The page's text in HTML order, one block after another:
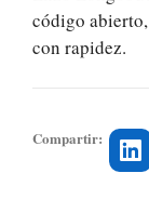
código
con rapidez.
Compartir: